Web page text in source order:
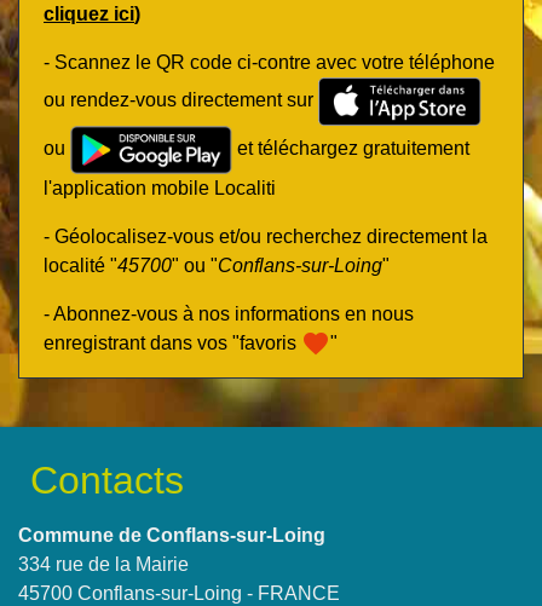
cliquez ici)
- Scannez le QR code ci-contre avec votre téléphone
ou rendez-vous directement sur
ou
et téléchargez gratuitement
l'application mobile Localiti
- Géolocalisez-vous et/ou recherchez directement la
localité "45700" ou "Conflans-sur-Loing"
- Abonnez-vous à nos informations en nous
enregistrant dans vos "favoris favorite"
Contacts
Commune de Conflans-sur-Loing
334 rue de la Mairie
45700 Conflans-sur-Loing - FRANCE